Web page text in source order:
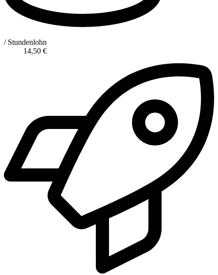
/ Stundenlohn
14,50 €